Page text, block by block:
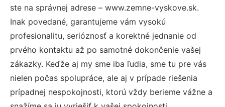
ste na správnej adrese – www.zemne-vyskove.sk.
Inak povedané, garantujeme vám vysokú
profesionalitu, serióznosť a korektné jednanie od
prvého kontaktu až po samotné dokončenie vašej
zákazky. Keďže aj my sme iba ľudia, sme tu pre vás
nielen počas spolupráce, ale aj v prípade riešenia
prípadnej nespokojnosti, ktorú vždy berieme vážne a